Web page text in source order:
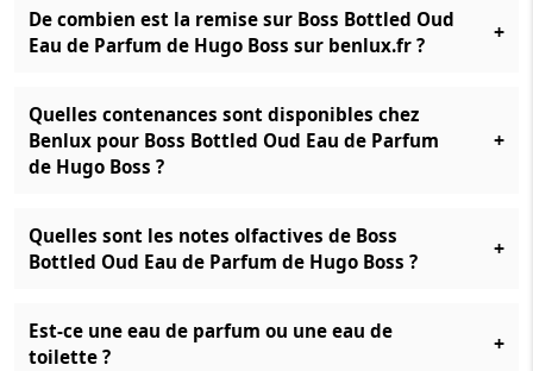
De combien est la remise sur Boss Bottled Oud
Eau de Parfum de Hugo Boss sur benlux.fr ?
+
Quelles contenances sont disponibles chez
Benlux pour Boss Bottled Oud Eau de Parfum
de Hugo Boss ?
+
Quelles sont les notes olfactives de Boss
Bottled Oud Eau de Parfum de Hugo Boss ?
+
Est-ce une eau de parfum ou une eau de
toilette ?
+